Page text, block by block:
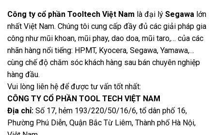
Công ty cổ phần Tooltech Việt Nam là đại lý Segawa lớn
nhất Việt Nam. Chúng tôi cung cấp đầy đủ các giải pháp gia
công như mũi khoan, mũi phay, dao doa, mũi taro,… của các
nhãn hàng nổi tiếng: HPMT, Kyocera, Segawa, Yamawa,…
cùng chế độ chăm sóc khách hàng sau bán chuyên nghiệp
hàng đầu.
Vui lòng liên hệ để được tư vấn tốt nhất:
CÔNG TY CỔ PHẦN TOOL TECH VIỆT NAM
Địa chỉ: Số 17, hẻm 193/220/50/16/6, tổ dân phố 16,
Phường Phú Diễn, Quận Bắc Từ Liêm, Thành phố Hà Nội,